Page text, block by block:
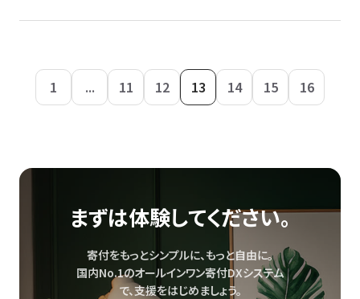
1 ... 11 12 13 14 15 16
まずは体験してください。
寄付をもっとシンプルに、もっと自由に。
国内No.1のオールインワン寄付DXシステム
で、支援をはじめましょう。